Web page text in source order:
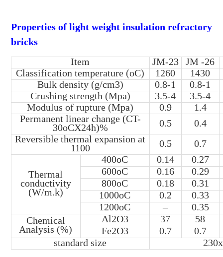
Properties of light weight insulation refractory
bricks
Item
JM-23
JM -26
Classification temperature (oC)
1260
1430
Bulk density (g/cm3)
0.8-1
0.8-1
Crushing strength (Mpa)
3.5-4
3.5-4
Modulus of rupture (Mpa)
0.9
1.4
Permanent linear change (CT-
30oCX24h)%
0.5
0.4
Reversible thermal expansion at
1100
0.5 0.7
Thermal
conductivity
(W/m.k)
400oC 0.14
0.27
600oC
0.16
0.29
800oC
0.18
0.31
1000oC
0.2
0.33
1200oC
–
0.35
Chemical
Analysis (%)
Al2O3 37
58
Fe2O3
0.7
0.7
standard size